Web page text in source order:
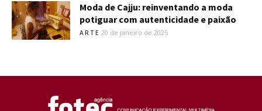
Moda de Cajju: reinventando a moda
potiguar com autenticidade e paixão
ARTE 20 de janeiro de 2025